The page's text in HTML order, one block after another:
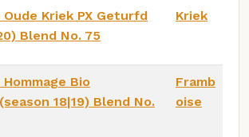
Kriek PX Geturfd
Blend No. 75
Kriek
Bio
18|19) Blend No.
Framb
oise